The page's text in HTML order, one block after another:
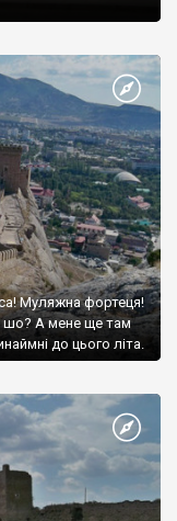
Муляжна фортеця!
шо? А мене ще там
до цього літа.